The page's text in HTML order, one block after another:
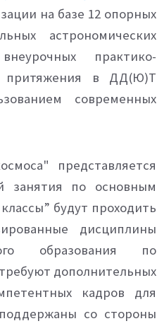
на базе 12 опорных
астрономических
практико-
притяжения в ДД(Ю)Т
современных
представляется
занятия по основным
будут проходить
дисциплины
образования по
дополнительных
кадров для
со стороны